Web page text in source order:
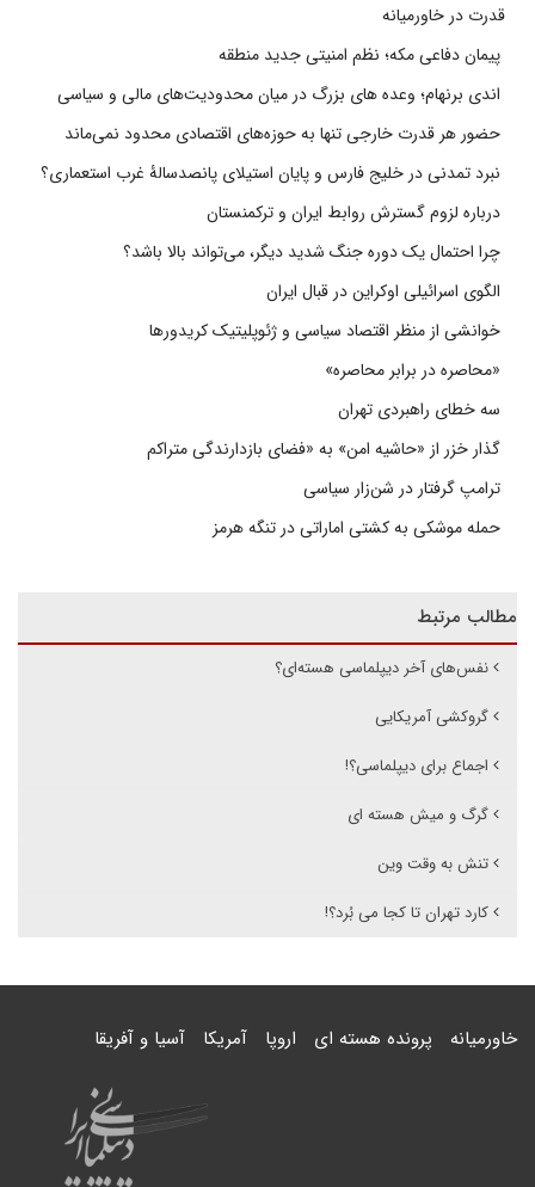
قدرت در خاورمیانه
پیمان دفاعی مکه؛ نظم امنیتی جدید منطقه
اندی برنهام؛ وعده های بزرگ در میان محدودیت‌های مالی و سیاسی
حضور هر قدرت خارجی تنها به حوزه‌های اقتصادی محدود نمی‌ماند
نبرد تمدنی در خلیج فارس و پایان استیلای پانصدسالۀ غرب استعماری؟
درباره لزوم گسترش روابط ایران و ترکمنستان
چرا احتمال یک دوره جنگ شدید دیگر، می‌تواند بالا باشد؟
الگوی اسرائیلی اوکراین در قبال ایران
خوانشی از منظر اقتصاد سیاسی و ژئوپلیتیک کریدورها
«محاصره در برابر محاصره»
سه خطای راهبردی تهران
گذار خزر از «حاشیه امن» به «فضای بازدارندگی متراکم
ترامپ گرفتار در شن‌زار سیاسی
حمله موشکی به کشتی اماراتی در تنگه هرمز
مطالب مرتبط
نفس‌های آخر دیپلماسی هسته‌ای؟
گروکشی آمریکایی
اجماع برای دیپلماسی؟!
گرگ و میش هسته ای
تنش به وقت وین
کارد تهران تا کجا می بُرد؟!
خاورمیانه پرونده هسته ای اروپا آمریکا آسیا و آفریقا